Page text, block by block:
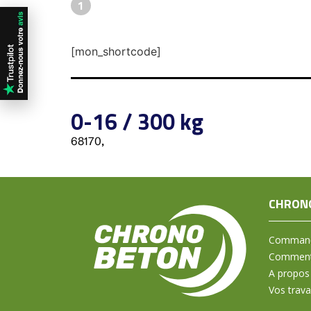
1
[mon_shortcode]
0-16 / 300 kg
68170,
A propos
Vos